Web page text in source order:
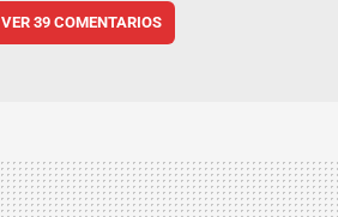
VER 39 COMENTARIOS